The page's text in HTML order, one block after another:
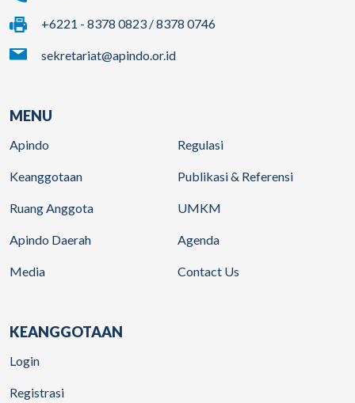
+6221 - 8378 0823 / 8378 0746
sekretariat@apindo.or.id
MENU
Apindo
Keanggotaan
Ruang Anggota
Apindo Daerah
Media
Regulasi
Publikasi & Referensi
UMKM
Agenda
Contact Us
KEANGGOTAAN
Login
Registrasi